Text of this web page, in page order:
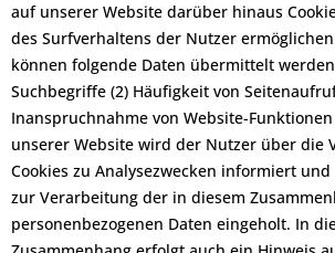
auf unserer Website darüber hinaus
des Surfverhaltens der Nutzer
können folgende Daten übermittelt
Suchbegriffe (2) Häufigkeit von
Inanspruchnahme von Website-
unserer Website wird der Nutzer über die
Cookies zu Analysezwecken informiert
zur Verarbeitung der in diesem
personenbezogenen Daten eingeholt. In